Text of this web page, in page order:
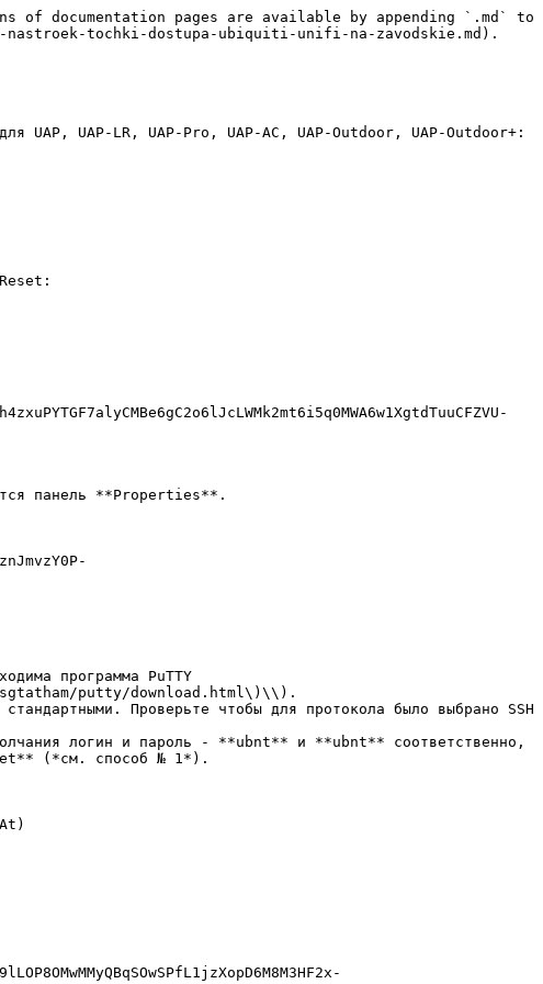
documentation pages are available by appending `.md` to
tochki-dostupa-ubiquiti-unifi-na-zavodskie.md).
UAP, UAP-LR, UAP-Pro, UAP-AC, UAP-Outdoor, UAP-Outdoor+:
панель **Properties**.
программа PuTTY
putty/download.html\)\\).
Проверьте чтобы для протокола было выбрано SSH
логин и пароль - **ubnt** и **ubnt** соответственно,
(*см. способ № 1*).